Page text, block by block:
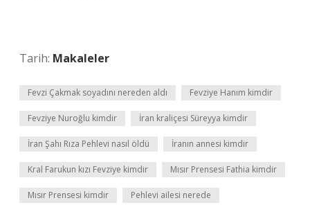
Tarih: Makaleler
Fevzi Çakmak soyadını nereden aldı Fevziye Hanım kimdir
Fevziye Nuroğlu kimdir İran kraliçesi Süreyya kimdir
İran Şahı Rıza Pehlevi nasıl öldü İranın annesi kimdir
Kral Farukun kızı Fevziye kimdir Mısır Prensesi Fathia kimdir
Mısır Prensesi kimdir Pehlevi ailesi nerede